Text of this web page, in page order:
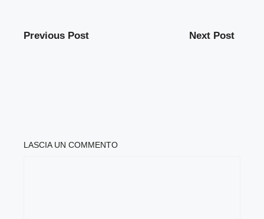
Previous Post Next Post
LASCIA UN COMMENTO